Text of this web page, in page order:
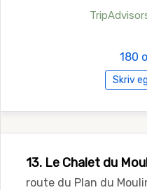
180
Skriv
13. Le Chalet du
route du Plan du